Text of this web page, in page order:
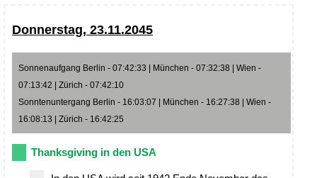
Donnerstag, 23.11.2045
Sonnenaufgang Berlin - 07:42:33 | München - 07:32:38 | Wien -
07:13:42 | Zürich - 07:42:10
Sonntenuntergang Berlin - 16:03:07 | München - 16:27:38 | Wien -
16:08:13 | Zürich - 16:42:25
Thanksgiving in den USA